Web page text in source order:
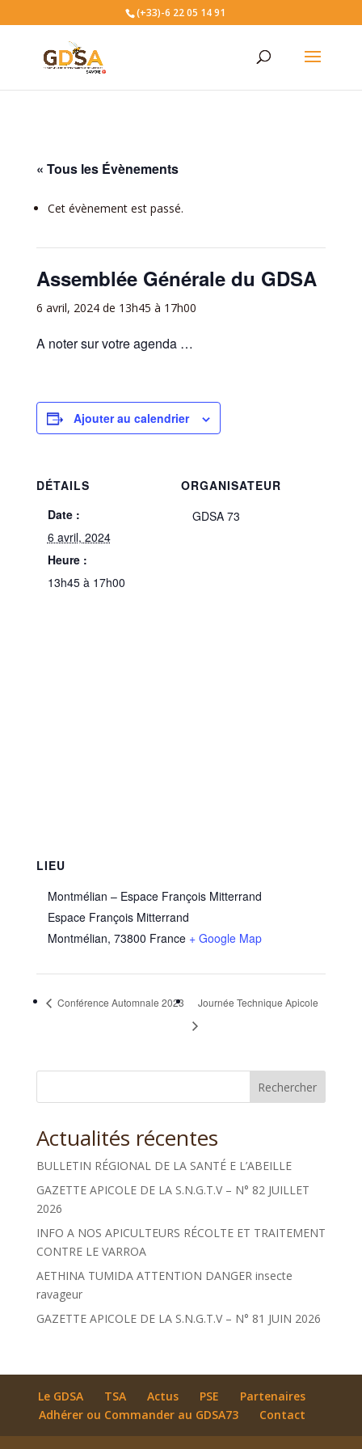
(+33)-6 22 05 14 91
« Tous les Évènements
Cet évènement est passé.
Assemblée Générale du GDSA
6 avril, 2024 de 13h45 à 17h00
A noter sur votre agenda …
Ajouter au calendrier
DÉTAILS
Date :
6 avril, 2024
Heure :
13h45 à 17h00
ORGANISATEUR
GDSA 73
LIEU
Montmélian – Espace François Mitterrand
Espace François Mitterrand
Montmélian, 73800 France + Google Map
Conférence Automnale 2023 Journée Technique Apicole
Rechercher
Actualités récentes
BULLETIN RÉGIONAL DE LA SANTÉ E L’ABEILLE
GAZETTE APICOLE DE LA S.N.G.T.V – N° 82 JUILLET
2026
INFO A NOS APICULTEURS RÉCOLTE ET TRAITEMENT
CONTRE LE VARROA
AETHINA TUMIDA ATTENTION DANGER insecte
ravageur
GAZETTE APICOLE DE LA S.N.G.T.V – N° 81 JUIN 2026
Le GDSA TSA Actus PSE
Partenaires
Adhérer ou Commander au GDSA73
Contact